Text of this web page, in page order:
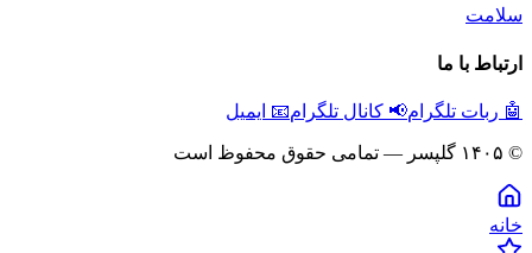
سلامت
ارتباط با ما
🤖 ربات تلگرام📢 کانال تلگرام📧 ایمیل
© ۱۴۰۵ گلپسر — تمامی حقوق محفوظ است
خانه